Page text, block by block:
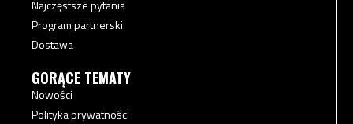
Najczęstsze pytania
Program partnerski
Dostawa
GORĄCE TEMATY
Nowości
Polityka prywatności